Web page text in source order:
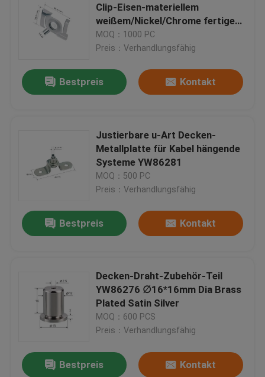
Clip-Eisen-materiellem
weißem/Nickel/Chrome fertigem
YW86419
MOQ：1000 PC
Preis：Verhandlungsfähig
Bestpreis Kontakt
Justierbare u-Art Decken-
Metallplatte für Kabel hängende
Systeme YW86281
MOQ：500 PC
Preis：Verhandlungsfähig
Bestpreis Kontakt
Decken-Draht-Zubehör-Teil
YW86276 ∅16*16mm Dia Brass
Plated Satin Silver
MOQ：600 PCS
Preis：Verhandlungsfähig
Bestpreis Kontakt